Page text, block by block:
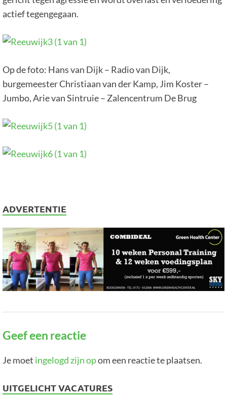
actief tegengegaan.
Op de foto: Hans van Dijk – Radio van Dijk,
burgemeester Christiaan van der Kamp, Jim Koster –
Jumbo, Arie van Sintruie – Zalencentrum De Brug
ADVERTENTIE
Geef een reactie
Je moet ingelogd zijn opom een reactie te plaatsen.
UITGELICHT VACATURES